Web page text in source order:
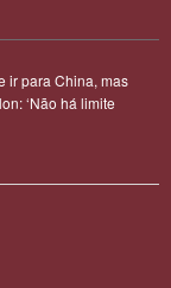
ir para China, mas
‘Não há limite